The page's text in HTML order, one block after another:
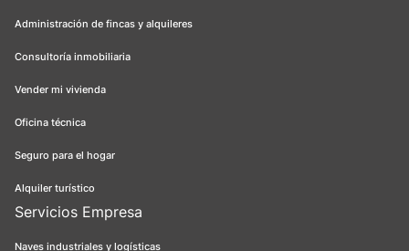
Administración de fincas y alquileres
Consultoría inmobiliaria
Vender mi vivienda
Oficina técnica
Seguro para el hogar
Alquiler turístico
Servicios Empresa
Naves industriales y logísticas